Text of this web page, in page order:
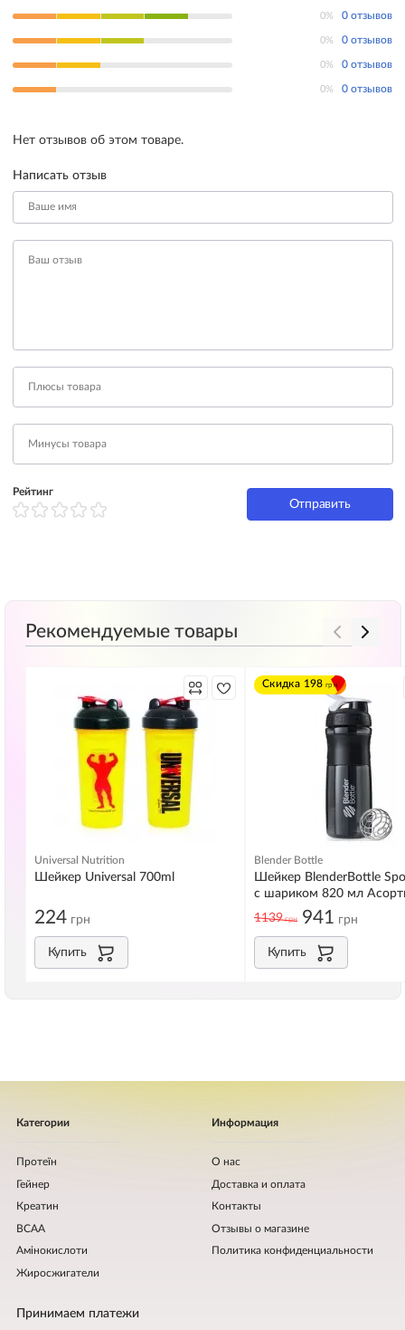
0% 0 отзывов
0% 0 отзывов
0% 0 отзывов
0% 0 отзывов
Нет отзывов об этом товаре.
Написать отзыв
Рейтинг
Отправить
Рекомендуемые товары
Universal Nutrition
Шейкер Universal 700ml
224 грн
Купить
Скидка 198 грн
Blender Bottle
Шейкер BlenderBottle
с шариком 820 мл
кольорів уточнюйте в
1139грн 941 грн
Купить
Категории
Протеїн
Гейнер
Креатин
BCAA
Амінокислоти
Жиросжигатели
Информация
О нас
Доставка и оплата
Контакты
Отзывы о магазине
Политика конфиденциальности
Принимаем платежи